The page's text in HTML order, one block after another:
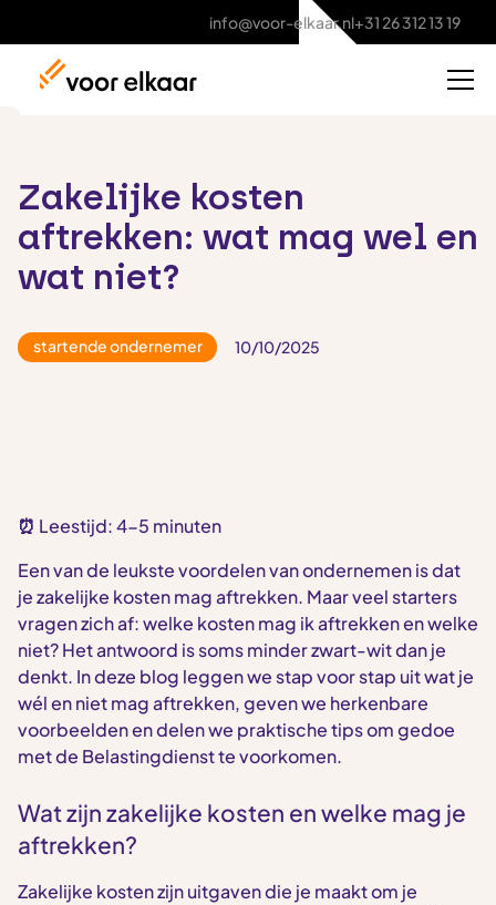
info@voor-elkaar.nl+31 26 312 13 19
Zakelijke kosten
aftrekken: wat mag wel en
wat niet?
startende ondernemer 10/10/2025
⏰ Leestijd: 4-5 minuten
Een van de leukste voordelen van ondernemen is dat
je zakelijke kosten mag aftrekken. Maar veel starters
vragen zich af: welke kosten mag ik aftrekken en welke
niet? Het antwoord is soms minder zwart-wit dan je
denkt. In deze blog leggen we stap voor stap uit wat je
wél en niet mag aftrekken, geven we herkenbare
voorbeelden en delen we praktische tips om gedoe
met de Belastingdienst te voorkomen.
Wat zijn zakelijke kosten en welke mag je
aftrekken?
Zakelijke kosten zijn uitgaven die je maakt om je